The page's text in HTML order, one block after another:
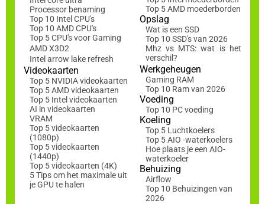
Processor benaming
Top 10 Intel CPU's
Top 10 AMD CPU's
Top 5 CPU's voor Gaming
AMD X3D2
Intel arrow lake refresh
Videokaarten
Top 5 NVIDIA videokaarten
Top 5 AMD videokaarten
Top 5 Intel videokaarten
AI in videokaarten
VRAM
Top 5 videokaarten
(1080p)
Top 5 videokaarten
(1440p)
Top 5 videokaarten (4K)
5 Tips om het maximale uit
je GPU te halen
Top 5 AMD moederborden
Opslag
Wat is een SSD
Top 10 SSD's van 2026
Mhz vs MTS: wat is het
verschil?
Werkgeheugen
Gaming RAM
Top 10 Ram van 2026
Voeding
Top 10 PC voeding
Koeling
Top 5 Luchtkoelers
Top 5 AIO -waterkoelers
Hoe plaats je een AIO-
waterkoeler
Behuizing
Airflow
Top 10 Behuizingen van
2026